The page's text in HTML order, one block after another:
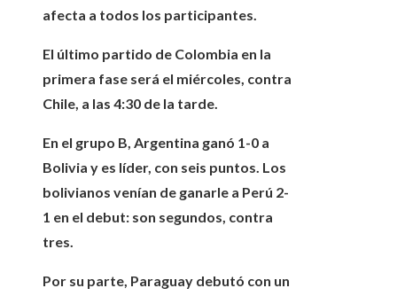
afecta a todos los participantes.
El último partido de Colombia en la
primera fase será el miércoles, contra
Chile, a las 4:30 de la tarde.
En el grupo B, Argentina ganó 1-0 a
Bolivia y es líder, con seis puntos. Los
bolivianos venían de ganarle a Perú 2-
1 en el debut: son segundos, contra
tres.
Por su parte, Paraguay debutó con un